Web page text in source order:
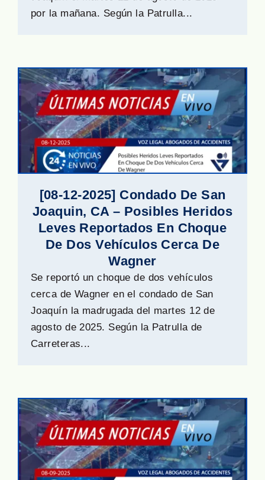
por la mañana. Según la Patrulla...
[08-12-2025] Condado De San
Joaquin, CA – Posibles Heridos
Leves Reportados En Choque
De Dos Vehículos Cerca De
Wagner
Se reportó un choque de dos vehículos
cerca de Wagner en el condado de San
Joaquín la madrugada del martes 12 de
agosto de 2025. Según la Patrulla de
Carreteras...